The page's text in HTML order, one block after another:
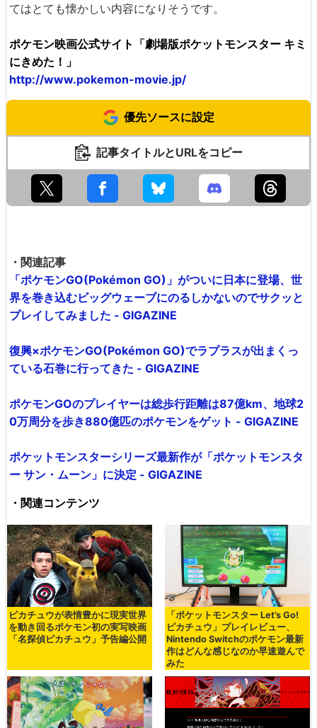
てはとても懐かしい内容になりそうです。
ポケモン映画公式サイト「劇場版ポケットモンスター キミ
にきめた！」
http://www.pokemon-movie.jp/
優先ソースに設定
記事タイトルとURLをコピー
・関連記事
「ポケモンGO(Pokémon GO)」がついに日本に登場、世
界を巻き込むビッグウェーブにのるしかないのでサクッと
プレイしてみました - GIGAZINE
復興×ポケモンGO(Pokémon GO)でラプラスが出まくっ
ている石巻に行ってきた - GIGAZINE
ポケモンGOのプレイヤーは総歩行距離は87億km、地球2
0万周分を歩き880億匹のポケモンをゲット - GIGAZINE
ポケットモンスターシリーズ最新作が「ポケットモンスタ
ー サン・ムーン」に決定 - GIGAZINE
・関連コンテンツ
ピカチュウが表情豊かに現実世界
を動き回るポケモン初の実写映画
「名探偵ピカチュウ」予告編公開
「ポケットモンスター Let’s Go!
ピカチュウ」プレイレビュー、
Nintendo Switchのポケモン最新
作はどんな感じなのか早速遊んで
みた